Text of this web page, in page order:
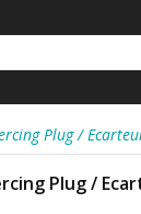
Plug /
Plug /